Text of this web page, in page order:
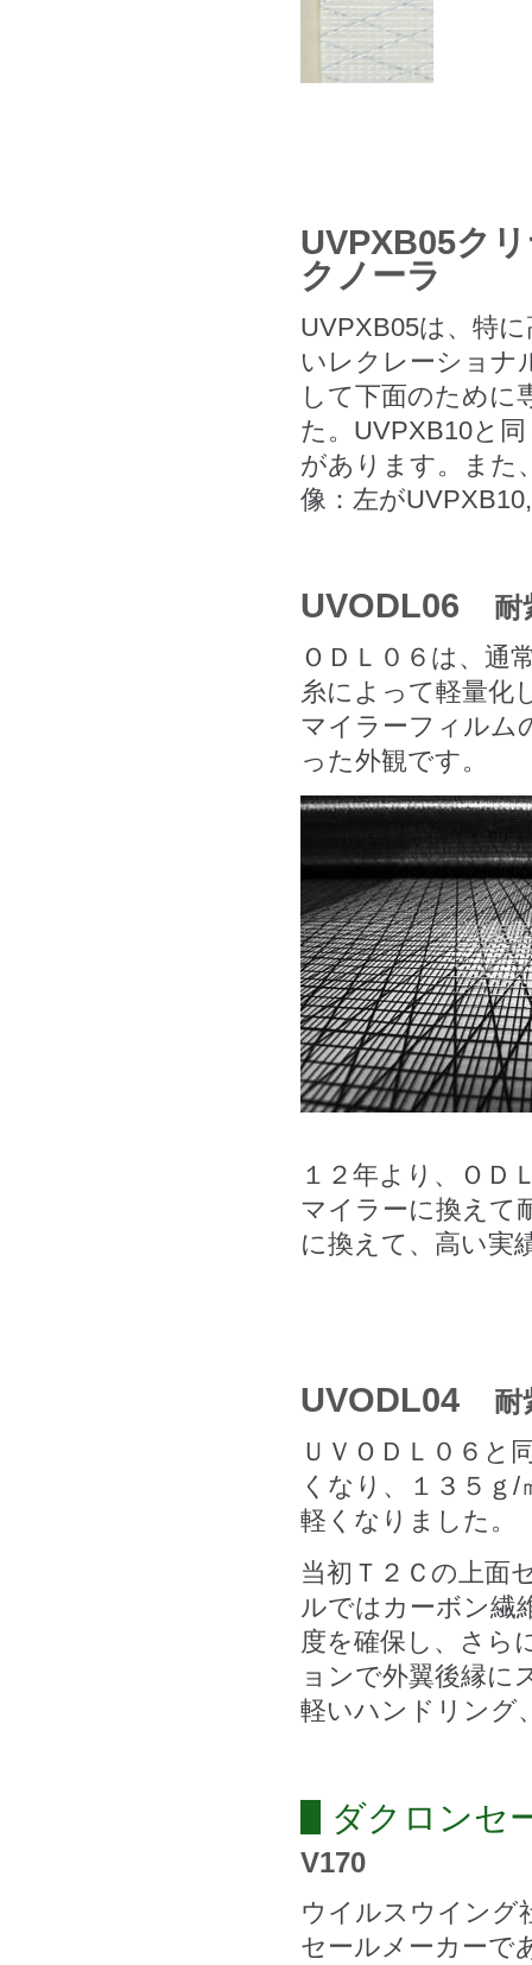
UVPXB05ク
クノーラ
UVPXB05は、特
いレクレーショナ
して下面のために
た。UVPXB10と
があります。また
像：左が
UVODL06 耐
ＯＤＬ０６は、通
糸によって軽量化
マイラーフィルム
った外観です。
１２年より、ＯＤ
マイラーに換えて
に換えて、高い実
UVODL04 耐
ＵＶＯＤＬ０６と
くなり、１３５ｇ
軽くなりました。
当初Ｔ２Ｃの上面
ルではカーボン繊
度を確保し、さら
ョンで外翼後縁に
軽いハンドリング
ダクロンセ
V170
ウイルスウイング
セールメーカーで